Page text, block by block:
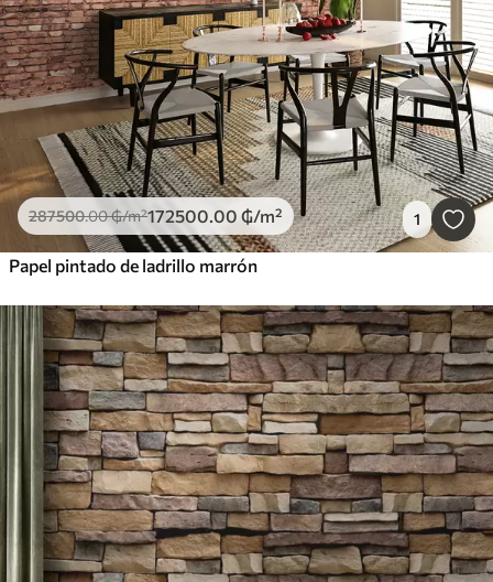
287500.00₲/m²172500.00 ₲/m² 1
Papel pintado de ladrillo marrón